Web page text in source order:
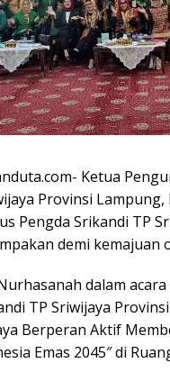
Ketua
Provinsi
Pengda Srikandi TP
demi kemajuan
dalam
TP Sriwijaya
Berperan Aktif
Emas 2045″ di